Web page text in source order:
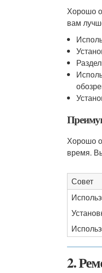
Хорошо
вам
Хорошо
время.
Совет
2.